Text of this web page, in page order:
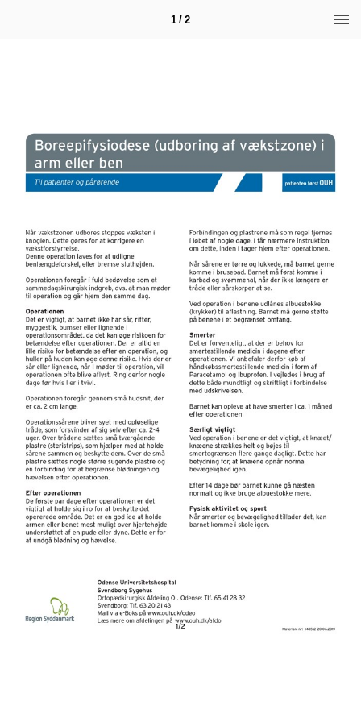
1 / 2